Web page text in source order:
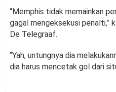
“Memphis tidak memainkan
gagal mengeksekusi penalti,”
De Telegraaf.
“Yah, untungnya dia
dia harus mencetak gol dari